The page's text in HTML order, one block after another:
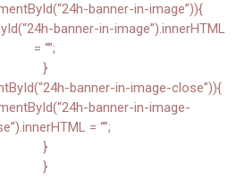
banner-in-image”)){
banner-in-image”).innerHTML
= “”;
}
banner-in-image-close”)){
banner-in-image-
= “”;
}
}